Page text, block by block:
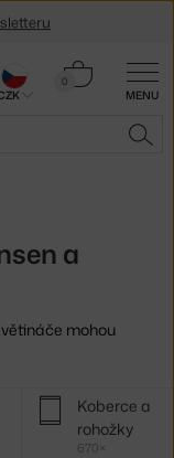
MENU
0
Košík
a
mohou
Koberce a
rohožky
670×